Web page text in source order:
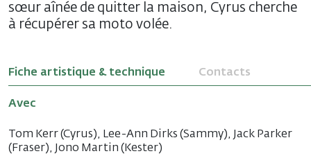
sœur aînée de quitter la maison, Cyrus cherche
à récupérer sa moto volée.
Fiche artistique & technique Contacts
Avec
Tom Kerr (Cyrus), Lee-Ann Dirks (Sammy), Jack Parker
(Fraser), Jono Martin (Kester)